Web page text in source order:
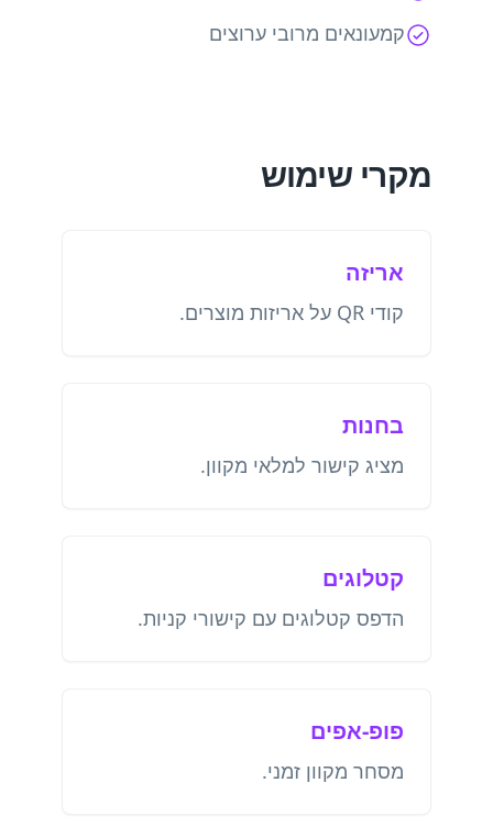
קמעונאים מרובי ערוצים
מקרי שימוש
אריזה
קודי QR על אריזות מוצרים.
בחנות
מציג קישור למלאי מקוון.
קטלוגים
הדפס קטלוגים עם קישורי קניות.
פופ-אפים
מסחר מקוון זמני.